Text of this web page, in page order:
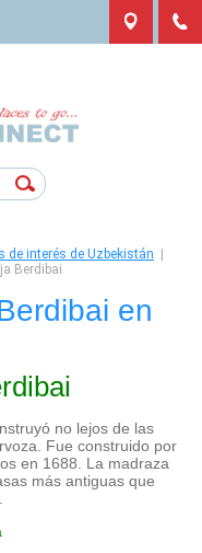
de interés de Uzbekistán
Berdibai
en
no lejos de las
Fue construido por
en 1688. La madraza
más antiguas que